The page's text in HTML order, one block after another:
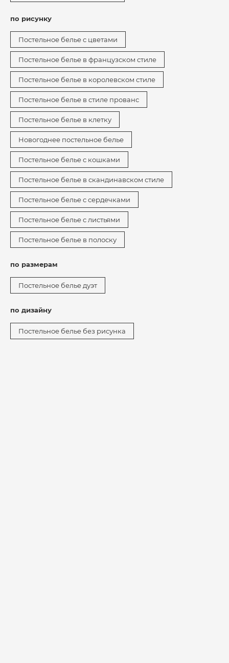
по рисунку
Постельное белье с цветами
Постельное белье в французском стиле
Постельное белье в королевском стиле
Постельное белье в стиле прованс
Постельное белье в клетку
Новогоднее постельное белье
Постельное белье с кошками
Постельное белье в скандинавском стиле
Постельное белье с сердечками
Постельное белье с листьями
Постельное белье в полоску
по размерам
Постельное белье дуэт
по дизайну
Постельное белье без рисунка